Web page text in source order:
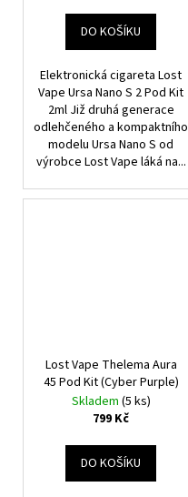
DO KOŠÍKU
Elektronická cigareta Lost
Vape Ursa Nano S 2 Pod Kit
2ml Již druhá generace
odlehčeného a kompaktního
modelu Ursa Nano S od
výrobce Lost Vape láká na...
Lost Vape Thelema Aura
45 Pod Kit (Cyber Purple)
Skladem (5 ks)
799 Kč
DO KOŠÍKU